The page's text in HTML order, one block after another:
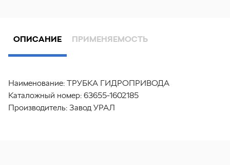
ОПИСАНИЕ ПРИМЕНЯЕМОСТЬ
Наименование: ТРУБКА ГИДРОПРИВОДА
Каталожный номер: 63655-1602185
Производитель: Завод УРАЛ